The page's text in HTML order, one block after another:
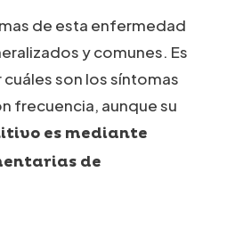
de esta enfermedad
y comunes. Es
son los síntomas
frecuencia, aunque su
es mediante
de